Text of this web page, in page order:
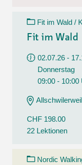
Fit im Wald /
Fit im Wald
02.07.26 -
Donnerstag
09:00 - 10:00
CHF 198.00
22 Lektionen
Nordic